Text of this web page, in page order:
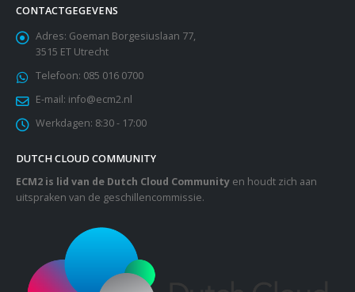
CONTACTGEGEVENS
Adres: Goeman Borgesiuslaan 77,
3515 ET Utrecht
Telefoon: 085 016 0700
E-mail: info@ecm2.nl
Werkdagen: 8:30 - 17:00
DUTCH CLOUD COMMUNITY
ECM2 is lid van de Dutch Cloud Community en houdt zich aan
uitspraken van de geschillencommissie.